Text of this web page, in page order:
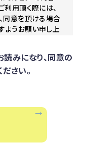
利用頂く際には、
同意を頂ける場合
ようお願い申し上
れる場合、お客様
則として、お客様
う事は致しませ
読みになり、同意の
さい。